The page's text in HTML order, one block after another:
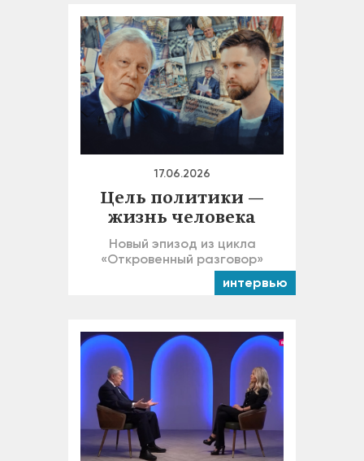
17.06.2026
Цель политики —
жизнь человека
Новый эпизод из цикла
«Откровенный разговор»
интервью